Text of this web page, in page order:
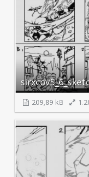
209,89 kB